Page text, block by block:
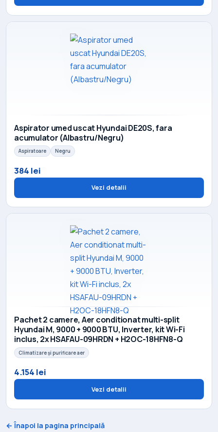
Aspirator umed uscat Hyundai DE20S, fara
acumulator (Albastru/Negru)
Aspiratoare Negru
384 lei
Vezi detalii
Pachet 2 camere, Aer conditionat multi-split
Hyundai M, 9000 + 9000 BTU, Inverter, kit Wi-Fi
inclus, 2x HSAFAU-09HRDN + H2OC-18HFN8-Q
Climatizare și purificare aer
4.154 lei
Vezi detalii
← Înapoi la pagina principală